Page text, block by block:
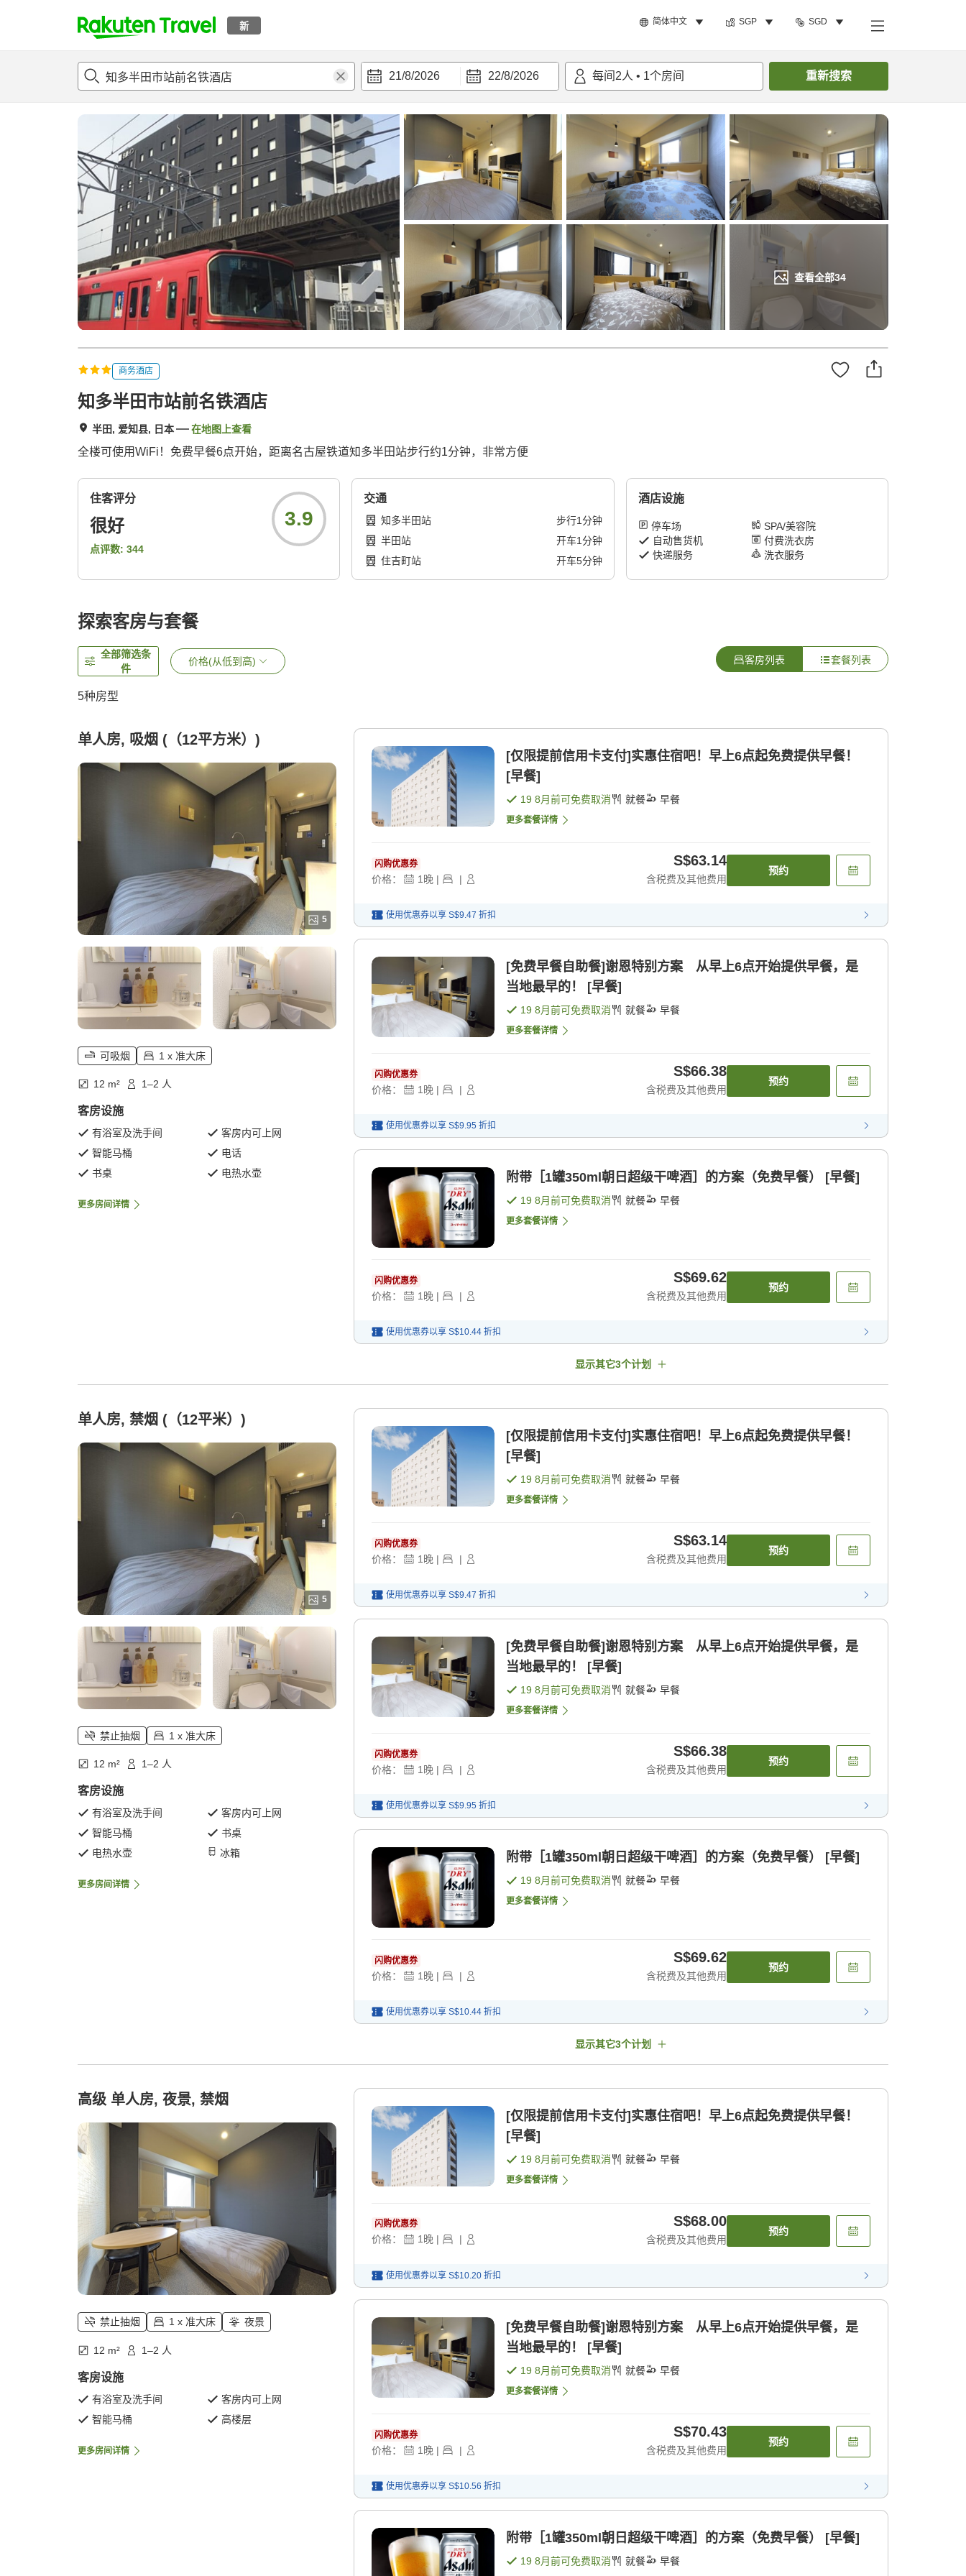
新 简体中文 SGP SGD
t
p
e
_
s
e
a
h
21/8/2026 22/8/2026 每间 2人 • 1个房间 重新搜索
查看全部34
概况 客房及住宿套餐评论设施 搜索客房
商务酒店
知多半田市站前名铁酒店
半田, 爱知县, 日本 在地图上查看
全楼可使用WiFi！免费早餐6点开始，距离名古屋铁道知多半田站步行约1分钟，非常方便
住客评分
很好
点评数: 344
3.9
交通
知多半田站 步行1分钟
半田站
开车1分钟
住吉町站
开车5分钟
酒店设施
停车场
SPA/美容院
自动售货机
付费洗衣房
快递服务
洗衣服务
探索客房与套餐
全部筛选条
件
价格(从低到高) 客房列表 套餐列表
5种房型
单人房, 吸烟 (（12平方米）)
5
可吸烟 1 x 准大床
12 m² 1–2 人
客房设施
有浴室及洗手间
客房内可上网
智能马桶
电话
书桌
电热水壶
更多房间详情
[仅限提前信用卡支付]实惠住宿吧！早上6点起免费提供早餐！
[早餐]
19 8月前可免费取消 就餐 早餐
更多套餐详情
闪购优惠券
价格： 1晚 | |
S$63.14
含税费及其他费用
预约
使用优惠券以享 S$9.47 折扣
[免费早餐自助餐]谢恩特别方案 从早上6点开始提供早餐，是
当地最早的！ [早餐]
19 8月前可免费取消 就餐 早餐
更多套餐详情
闪购优惠券
价格： 1晚 | |
S$66.38
含税费及其他费用
预约
使用优惠券以享 S$9.95 折扣
附带［1罐350ml朝日超级干啤酒］的方案（免费早餐） [早餐]
19 8月前可免费取消 就餐 早餐
更多套餐详情
闪购优惠券
价格： 1晚 | |
S$69.62
含税费及其他费用
预约
使用优惠券以享 S$10.44 折扣
显示其它3个计划
单人房, 禁烟 (（12平米）)
5
禁止抽烟 1 x 准大床
12 m² 1–2 人
客房设施
有浴室及洗手间
客房内可上网
智能马桶
书桌
电热水壶
冰箱
更多房间详情
[仅限提前信用卡支付]实惠住宿吧！早上6点起免费提供早餐！
[早餐]
19 8月前可免费取消 就餐 早餐
更多套餐详情
闪购优惠券
价格： 1晚 | |
S$63.14
含税费及其他费用
预约
使用优惠券以享 S$9.47 折扣
[免费早餐自助餐]谢恩特别方案 从早上6点开始提供早餐，是
当地最早的！ [早餐]
19 8月前可免费取消 就餐 早餐
更多套餐详情
闪购优惠券
价格： 1晚 | |
S$66.38
含税费及其他费用
预约
使用优惠券以享 S$9.95 折扣
附带［1罐350ml朝日超级干啤酒］的方案（免费早餐） [早餐]
19 8月前可免费取消 就餐 早餐
更多套餐详情
闪购优惠券
价格： 1晚 | |
S$69.62
含税费及其他费用
预约
使用优惠券以享 S$10.44 折扣
显示其它3个计划
高级 单人房, 夜景, 禁烟
禁止抽烟 1 x 准大床 夜景
12 m² 1–2 人
客房设施
有浴室及洗手间
客房内可上网
智能马桶
高楼层
更多房间详情
[仅限提前信用卡支付]实惠住宿吧！早上6点起免费提供早餐！
[早餐]
19 8月前可免费取消 就餐 早餐
更多套餐详情
闪购优惠券
价格： 1晚 | |
S$68.00
含税费及其他费用
预约
使用优惠券以享 S$10.20 折扣
[免费早餐自助餐]谢恩特别方案 从早上6点开始提供早餐，是
当地最早的！ [早餐]
19 8月前可免费取消 就餐 早餐
更多套餐详情
闪购优惠券
价格： 1 晚 | |
S$70.43
含税费及其他费用
预约
使用优惠券以享 S$10.56 折扣
附带［1罐350ml朝日超级干啤酒］的方案（免费早餐） [早餐]
19 8月前可免费取消 就餐 早餐